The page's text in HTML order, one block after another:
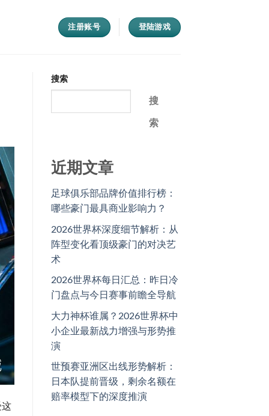
注册账号 登陆游戏
这
搜索
搜
索
近期文章
足球俱乐部品牌价值排行榜：
哪些豪门最具商业影响力？
2026世界杯深度细节解析：从
阵型变化看顶级豪门的对决艺
术
2026世界杯每日汇总：昨日冷
门盘点与今日赛事前瞻全导航
大力神杯谁属？2026世界杯中
小企业最新战力增强与形势推
演
世预赛亚洲区出线形势解析：
日本队提前晋级，剩余名额在
赔率模型下的深度推演